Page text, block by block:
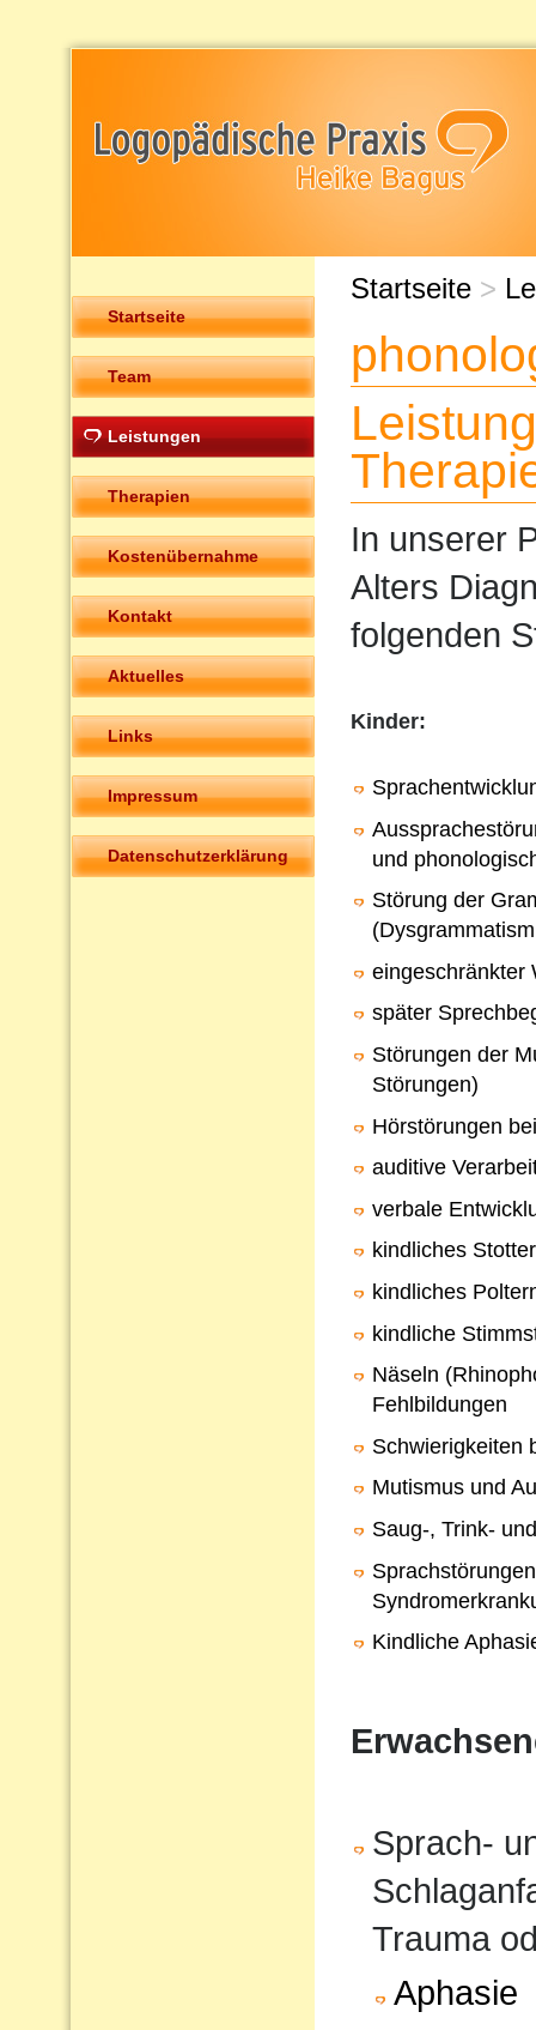
Startseite
Team
Leistungen
Therapien
Kostenübernahme
Kontakt
Aktuelles
Links
Impressum
Datenschutzerklärung
Startseite >
In unserer
Alters
folgenden
Kinder:
und
Störung der
eingeschränkter
später
Störungen der
Störungen)
Hörstörungen
auditive
verbale
kindliches
kindliches
kindliche
Näseln
Fehlbildungen
Schwierigkeiten
Mutismus und
Saug-, Trink-
Kindliche
Sprach-
Trauma
Aphasie